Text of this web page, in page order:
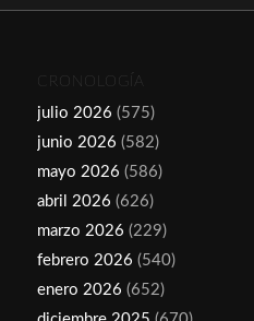
CRONOLOGÍA
julio 2026 (575)
junio 2026 (582)
mayo 2026 (586)
abril 2026 (626)
marzo 2026 (229)
febrero 2026 (540)
enero 2026 (652)